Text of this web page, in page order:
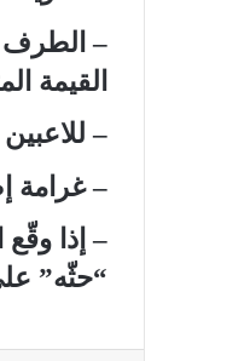
– الطرف
القيمة
– للاعبين ذوي
– غرامة إضافية تصل
“حثّه”